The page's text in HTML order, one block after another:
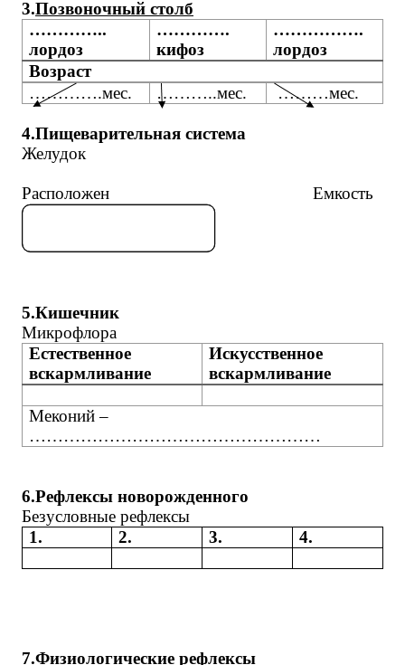
3.Позвоночный столб
…………..
лордоз
………….
кифоз
…………….
лордоз
Возраст
………….мес.
………..мес. ………мес.
4.Пищеварительная система
Желудок
Расположен Емкость
5.Кишечник
Микрофлора
Естественное
вскармливание
Искусственное
вскармливание
Меконий –
……………………………………………
6.Рефлексы новорожденного
Безусловные рефлексы
1.
2. 3. 4.
7.Физиологические рефлексы